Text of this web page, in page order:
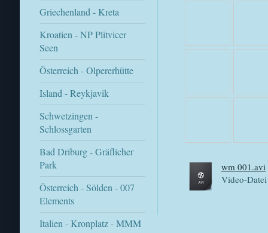
Griechenland - Kreta
Kroatien - NP Plitvicer
Seen
Österreich - Olpererhütte
Island - Reykjavik
Schwetzingen -
Schlossgarten
Bad Driburg - Gräflicher
Park
Österreich - Sölden - 007
Elements
Italien - Kronplatz - MMM
wm 001.avi
Video-